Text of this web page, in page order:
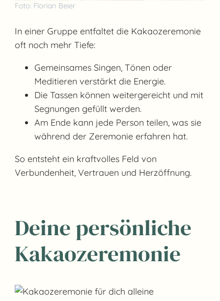
Foto: Florian Beier
In einer Gruppe entfaltet die Kakaozeremonie
oft noch mehr Tiefe:
Gemeinsames Singen, Tönen oder
Meditieren verstärkt die Energie.
Die Tassen können weitergereicht und mit
Segnungen gefüllt werden.
Am Ende kann jede Person teilen, was sie
während der Zeremonie erfahren hat.
So entsteht ein kraftvolles Feld von
Verbundenheit, Vertrauen und Herzöffnung.
Deine persönliche
Kakaozeremonie